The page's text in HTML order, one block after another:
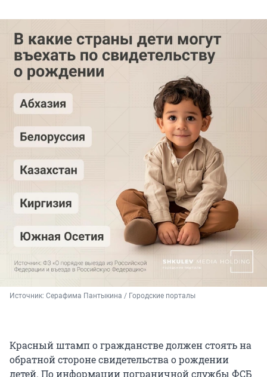
Источник: Серафима Пантыкина / Городские порталы
Красный штамп о гражданстве должен стоять на
обратной стороне свидетельства о рождении
детей. По информации пограничной службы ФСБ